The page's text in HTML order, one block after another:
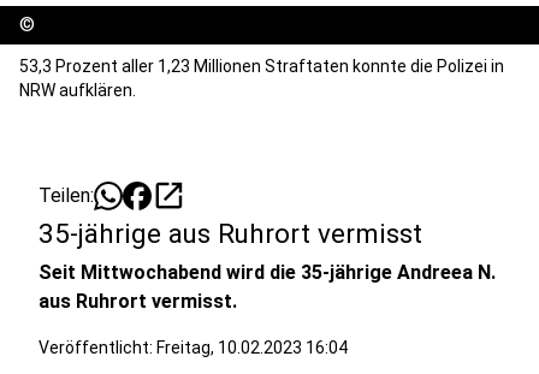
©
53,3 Prozent aller 1,23 Millionen Straftaten konnte die Polizei in
NRW aufklären.
Teilen: open_in_new
35-jährige aus Ruhrort vermisst
Seit Mittwochabend wird die 35-jährige Andreea N.
aus Ruhrort vermisst.
Veröffentlicht: Freitag, 10.02.2023 16:04